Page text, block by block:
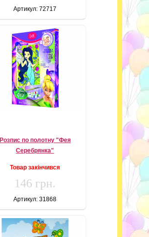
Артикул: 72717
Розпис по полотну "Фея
Серебрянка"
Товар закінчився
146 грн.
Артикул: 31868